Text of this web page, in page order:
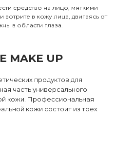
средство на лицо, мягкими
в кожу лица, двигаясь от
в области глаза.
MAKE UP
продуктов для
часть универсального
кожи. Профессиональная
кожи состоит из трех